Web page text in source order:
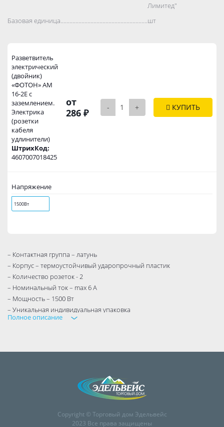
Лимитед"
Базовая единица..................................................................................
шт
Разветвитель
электрический
(двойник)
«ФОТОН» АМ
16-2Е с
заземлением.
Электрика
(розетки
кабеля
удлинители)
ШтрихКод:
4607007018425
от
286 ₽
- + КУПИТЬ
Напряжение
1500Вт
– Контактная группа – латунь
– Корпус – термоустойчивый ударопрочный пластик
– Количество розеток - 2
– Номинальный ток – max 6 А
– Мощность – 1500 Вт
– Уникальная индивидуальная упаковка
Полное описание
Copyright © Торговый дом Эдельвейс
2023 Все права защищены